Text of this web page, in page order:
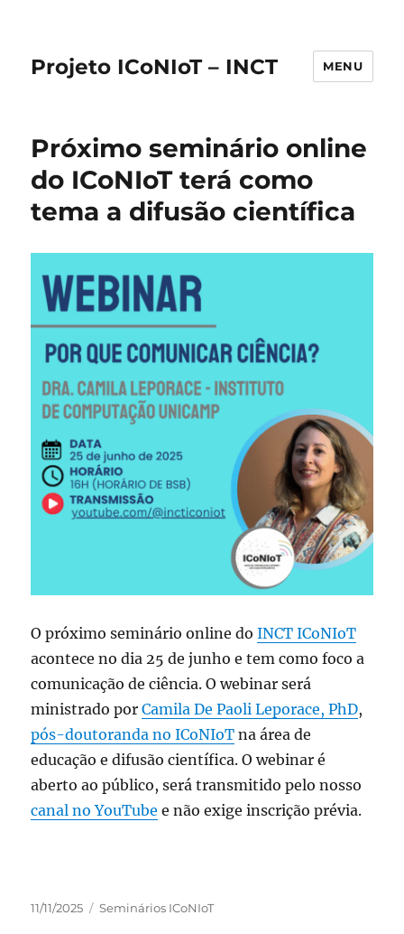
Projeto ICoNIoT – INCT MENU
Próximo seminário online
do ICoNIoT terá como
tema a difusão científica
O próximo seminário online doINCT ICoNIoT
acontece no dia 25 de junho e tem como foco a
comunicação de ciência. O webinar será
ministrado porCamila De Paoli Leporace, PhD,
pós-doutoranda no ICoNIoT na área de
educação e difusão científica. O webinar é
aberto ao público, será transmitido pelo nosso
canal no YouTube e não exige inscrição prévia.
Publicado
11/11/2025 Categorias
Seminários ICoNIoT